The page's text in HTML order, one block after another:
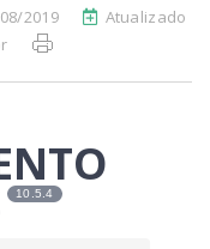
2019
Atualizado
10.5.4